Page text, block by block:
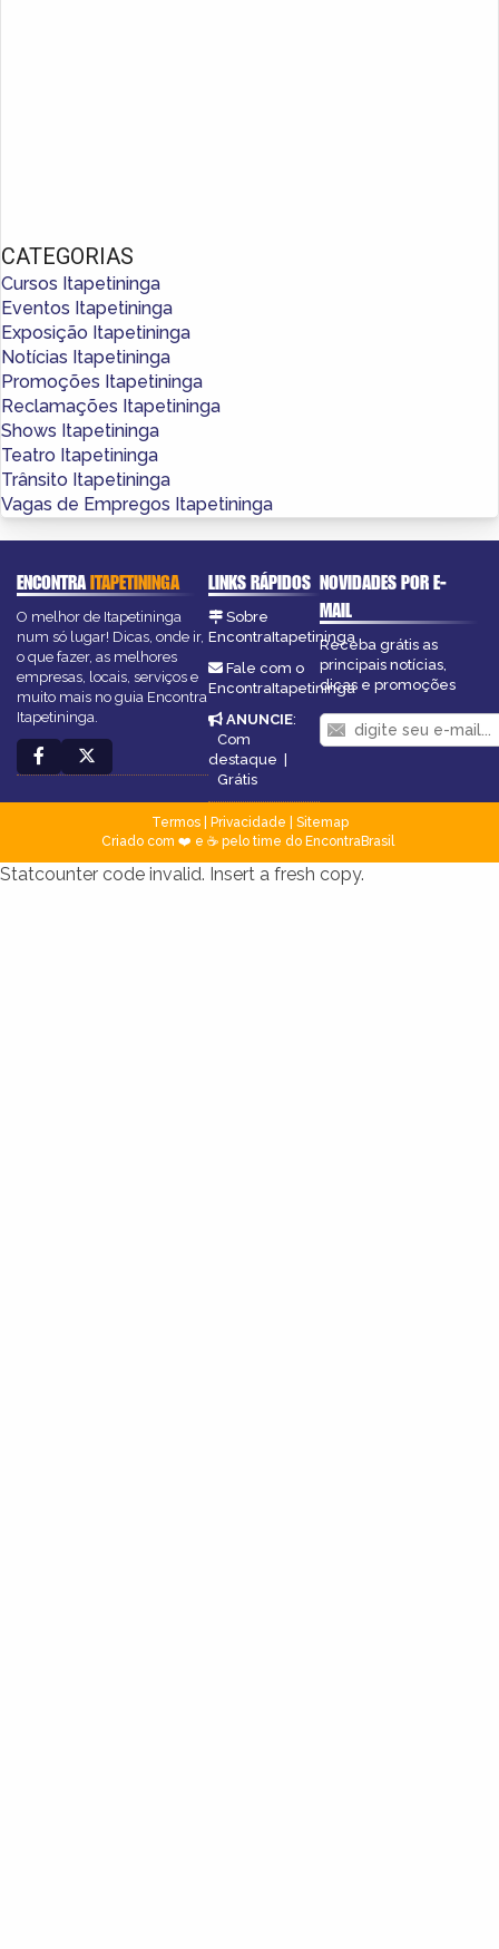
CATEGORIAS
Cursos Itapetininga
Eventos Itapetininga
Exposição Itapetininga
Notícias Itapetininga
Promoções Itapetininga
Reclamações Itapetininga
Shows Itapetininga
Teatro Itapetininga
Trânsito Itapetininga
Vagas de Empregos Itapetininga
ENCONTRAITAPETININGA
O melhor de Itapetininga
num só lugar! Dicas, onde ir,
o que fazer, as melhores
empresas, locais, serviços e
muito mais no guia Encontra
Itapetininga.
LINKS RÁPIDOS
Sobre
EncontraItapetininga
Fale com o
EncontraItapetininga
ANUNCIE:
Com
destaque
Grátis
NOVIDADES POR E-
MAIL
Receba grátis as
principais notícias,
dicas e promoções
Termos| Privacidade
Sitemap
Criado com ❤️ e ☕ pelo time do EncontraBrasil
Statcounter code invalid. Insert a fresh copy.